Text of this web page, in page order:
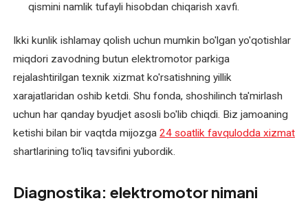
Elektromotorlarning
ta'miri
Elektromotorlarning
kapital
ta'miri
Elektromotorni
ta'mirdan
sinov
qismini namlik tufayli hisobdan chiqarish xavfi.
Ikki kunlik ishlamay qolish uchun mumkin bo'lgan yo'qotishlar
miqdori zavodning butun elektromotor parkiga
rejalashtirilgan texnik xizmat ko'rsatishning yillik
xarajatlaridan oshib ketdi. Shu fonda, shoshilinch ta'mirlash
uchun har qanday byudjet asosli bo'lib chiqdi. Biz jamoaning
ketishi bilan bir vaqtda mijozga 24 soatlik favqulodda xizmat
shartlarining to‘liq tavsifini yubordik.
Diagnostika: elektromotor nimani